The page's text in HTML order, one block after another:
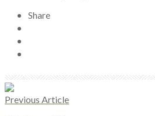
Share
Previous Article